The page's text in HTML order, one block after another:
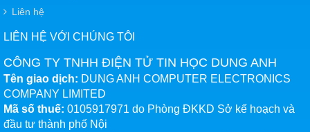
Liên hệ
LIÊN HỆ VỚI CHÚNG TÔI
CÔNG TY TNHH ĐIỆN TỬ TIN HỌC DUNG ANH
Tên giao dịch: DUNG ANH COMPUTER ELECTRONICS
COMPANY LIMITED
Mã số thuế: 0105917971 do Phòng ĐKKD Sở kế hoạch và
đầu tư thành phố Nội